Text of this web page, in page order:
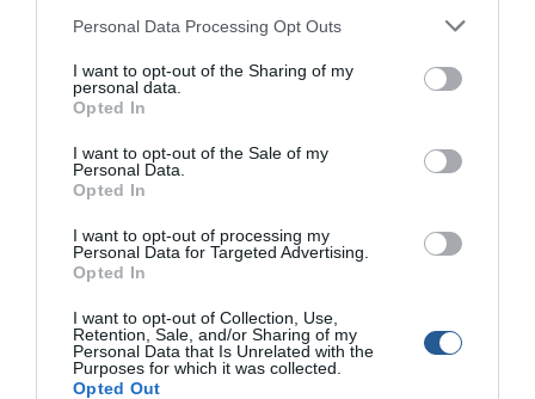
Personal Data Processing Opt Outs
I want to opt-out of the Sharing of my
personal data.
Opted In
I want to opt-out of the Sale of my
Personal Data.
Opted In
I want to opt-out of processing my
Personal Data for Targeted Advertising.
Opted In
I want to opt-out of Collection, Use,
Retention, Sale, and/or Sharing of my
Personal Data that Is Unrelated with the
Purposes for which it was collected.
Opted Out
MARINA Stores: -25% έκπτωση σε φουσκωτό
σωσίβιο LALIZAS με απόσυρση παλιού
σωσιβίου!
Στα MARINA Stores έχετε την ευκαιρία να αποσύρετε το παλιό
οποιουδήποτε κατασκευαστή και να αποκτήστε ένα
φουσκωτό σωσίβιο LALIZAS σε εξαιρετικές τιμές που
ξεκινούν από 53,40€ (με Φ.Π.Α.)! Τα φουσκωτά σωσίβια του
κορυφαίου κατασκευαστή σωστικού εξοπλισμού LALIZAS
κατασκευάζονται στην Ελλάδα, προσφέροντας απόλυτη
ασφάλεια και άνεση, ενώ διαθέτουν διεθνείς εγκρίσεις. […]